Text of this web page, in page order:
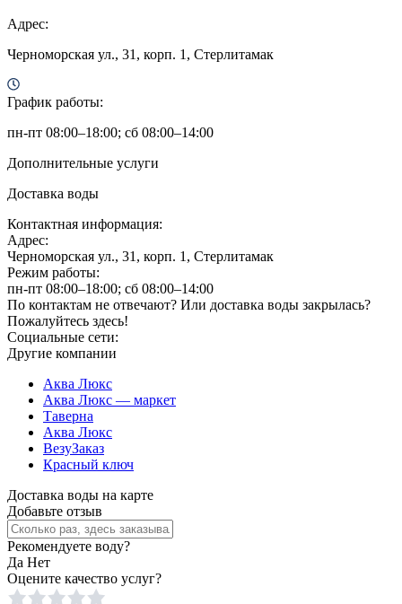
Адрес:
Черноморская ул., 31, корп. 1, Стерлитамак
График работы:
пн-пт 08:00–18:00; сб 08:00–14:00
Дополнительные услуги
Доставка воды
Контактная информация:
Адрес:
Черноморская ул., 31, корп. 1, Стерлитамак
Режим работы:
пн-пт 08:00–18:00; сб 08:00–14:00
По контактам не отвечают? Или доставка воды закрылась?
Пожалуйтесь здесь!
Социальные сети:
Другие компании
Аква Люкс
Аква Люкс — маркет
Таверна
Аква Люкс
ВезуЗаказ
Красный ключ
Доставка воды на карте
Добавьте отзыв
Рекомендуете воду?
Да Нет
Оцените качество услуг?